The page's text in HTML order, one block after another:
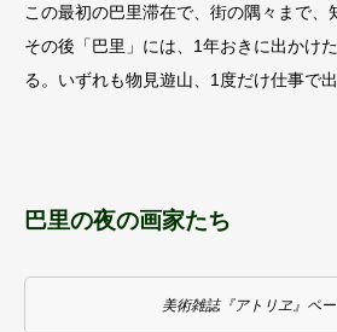
この最初の巴里滞在で、街の隅々まで、
その後「巴里」には、1年おきに出かけ
る。いずれも物見遊山、1度だけ仕事で
巴里の夜の画家たち
美術雑誌『アトリヱ』ペ